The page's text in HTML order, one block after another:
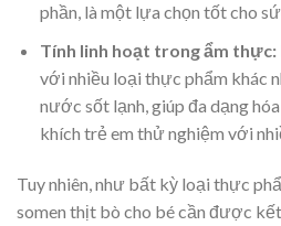
phần, là một lựa chọn tốt cho
Tính linh hoạt trong ẩm thực:
với nhiều loại thực phẩm khác
nước sốt lạnh, giúp đa dạng
khích trẻ em thử nghiệm với
Tuy nhiên, như bất kỳ loại thực
somen thịt bò cho bé cần được